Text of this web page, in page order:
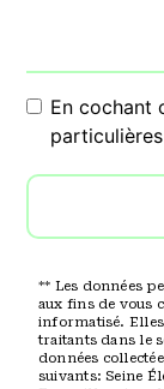
En cochant
** Les données
aux fins de vous
informatisé. Elles
traitants dans le
données
suivants: Seine